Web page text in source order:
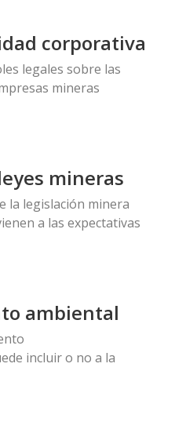
corporativa
legales sobre las
mineras
mineras
la legislación minera
a las expectativas
ambiental
incluir o no a la